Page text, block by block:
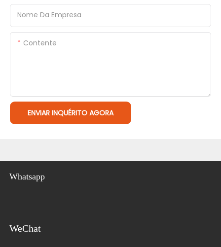
Nome Da Empresa
Contente
ENVIAR INQUÉRITO AGORA
Whatsapp
WeChat